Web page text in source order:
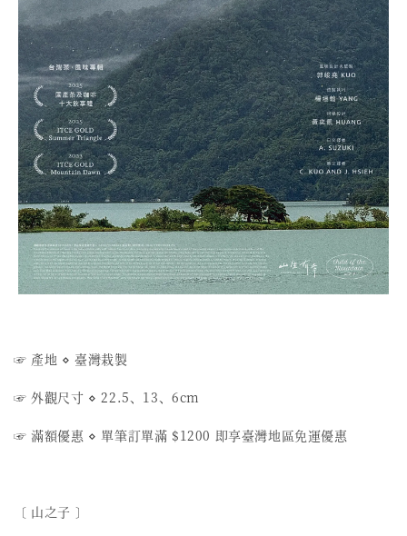
☞ 產地 ⋄ 臺灣栽製
☞ 外觀尺寸 ⋄ 22.5、13、6cm
☞ 滿額優惠 ⋄ 單筆訂單滿 $1200 即享臺灣地區免運優惠
〔 山之子 〕